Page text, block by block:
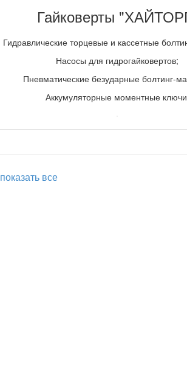
Гайковерты
Гидравлические торцевые и кассетные
Насосы для гидрогайковертов;
Пневматические безударные болтинг-
Аккумуляторные моментные
показать все